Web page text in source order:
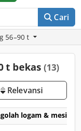
Cari
56–90 t
t bekas (13)
Relevansi
logam & mesin